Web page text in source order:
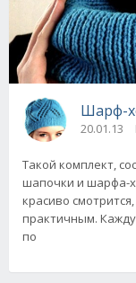
Шарф-
20.01.13
Такой комплект,
шапочки и шарфа-
красиво
практичным.
по